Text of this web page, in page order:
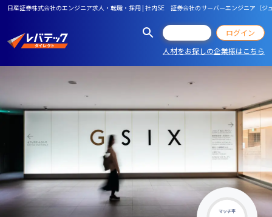
日産証券株式会社のエンジニア求人・転職・採用 | 社内SE 証券会社のサーバーエンジニア（ジ
ログイン
人材をお探しの企業様はこちら
マッチ率